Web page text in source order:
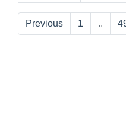
Previous 1 ..